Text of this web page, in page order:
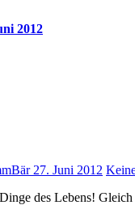
2012
27. Juni 2012
Dinge des Lebens!